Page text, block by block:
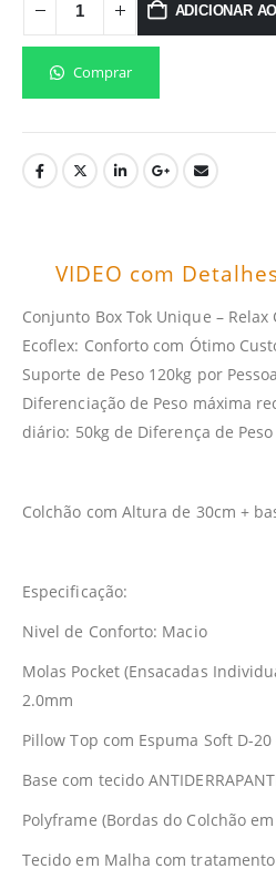
ADICIONAR
Comprar
VIDEO com
Conjunto Box Tok Unique –
Ecoflex: Conforto com Ótimo
Suporte de Peso 120kg por Pessoa
Diferenciação de Peso máxima
diário: 50kg de Diferença de
Colchão com Altura de 30cm +
Especificação:
Nivel de Conforto: Macio
Molas Pocket (Ensacadas
2.0mm
Pillow Top com Espuma Soft D-
Base com tecido
Polyframe (Bordas do Colchão
Tecido em Malha com